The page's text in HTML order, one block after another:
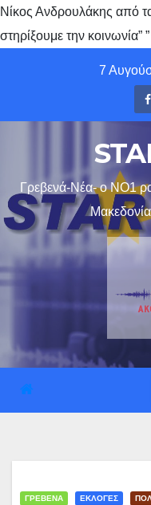
Νίκος Ανδρουλάκης από
στηρίξουμε την
7
Γρεβενά-Νέα- ο ΝΟ1
ΓΡΕΒΕΝΑ ΕΚΛΟΓΕΣ